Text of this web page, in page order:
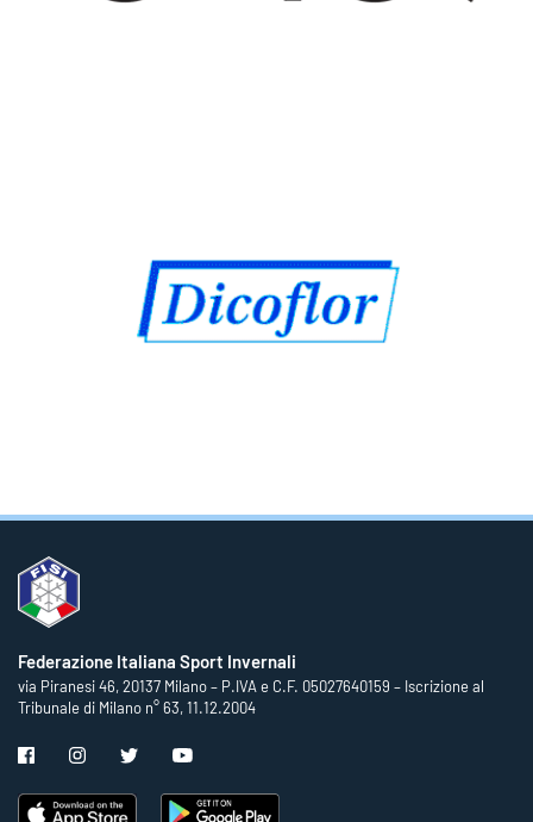
Federazione Italiana Sport Invernali
via Piranesi 46, 20137 Milano – P.IVA e C.F. 05027640159 – Iscrizione al
Tribunale di Milano n° 63, 11.12.2004